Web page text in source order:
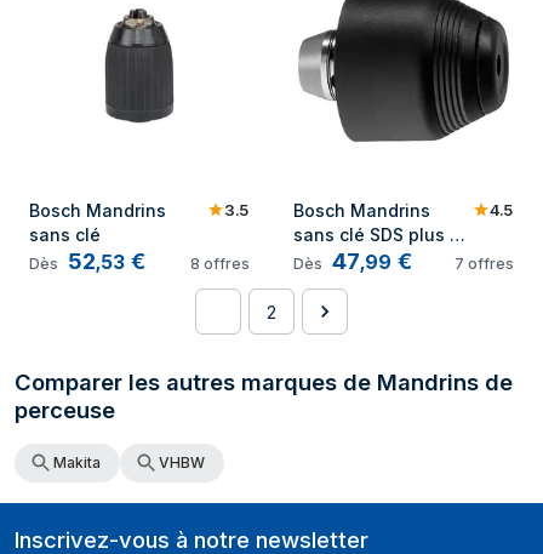
Bosch Mandrins
sans clé
3.5
Dès 52,53 € 8 offres
Bosch Mandrins
sans clé SDS plus
Quick-Change
4.5
Dès 47,99 € 7 offres
2
Comparer les autres marques de Mandrins de
perceuse
Makita VHBW
Inscrivez-vous à notre newsletter